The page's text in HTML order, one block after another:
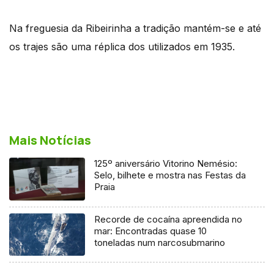
Na freguesia da Ribeirinha a tradição mantém-se e até
os trajes são uma réplica dos utilizados em 1935.
Mais Notícias
125º aniversário Vitorino Nemésio:
Selo, bilhete e mostra nas Festas da
Praia
Recorde de cocaína apreendida no
mar: Encontradas quase 10
toneladas num narcosubmarino